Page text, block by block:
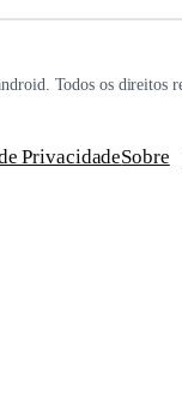
Todos os direitos
PrivacidadeSobre